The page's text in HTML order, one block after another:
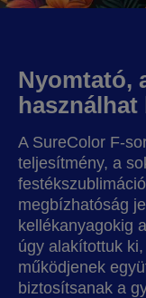
Nyomtató,
használhat
A SureColor F-
teljesítmény, a
megbízhatóság
kellékanyagokig
úgy alakítottuk
működjenek
biztosítsanak a